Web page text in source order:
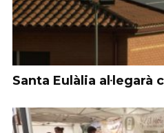
Santa Eulàlia al·legarà